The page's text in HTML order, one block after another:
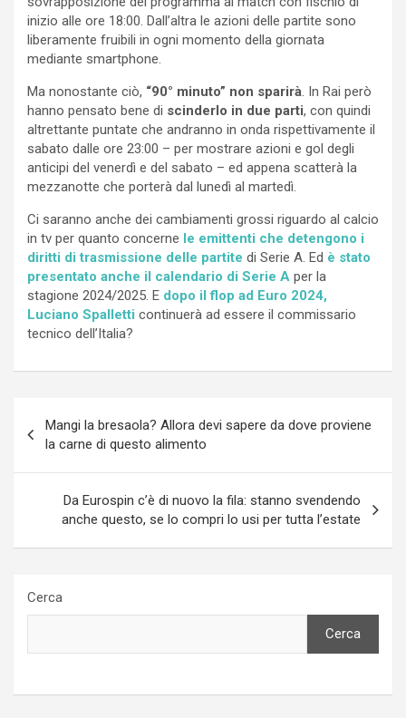
inizio alle ore 18:00. Dall’altra le azioni delle partite sono
liberamente fruibili in ogni momento della giornata
mediante smartphone.
Ma nonostante ciò, “90° minuto” non sparirà. In Rai però
hanno pensato bene di scinderlo in due parti, con quindi
altrettante puntate che andranno in onda rispettivamente il
sabato dalle ore 23:00 – per mostrare azioni e gol degli
anticipi del venerdì e del sabato – ed appena scatterà la
mezzanotte che porterà dal lunedì al martedì.
Ci saranno anche dei cambiamenti grossi riguardo al calcio
in tv per quanto concerne le emittenti che detengono i
diritti di trasmissione delle partite di Serie A. Ed è stato
presentato anche il calendario di Serie A per la
stagione 2024/2025. E dopo il flop ad Euro 2024,
Luciano Spalletti continuerà ad essere il commissario
tecnico dell’Italia?
articoli
Mangi la bresaola? Allora devi sapere da dove proviene
la carne di questo alimento
Da Eurospin c’è di nuovo la fila: stanno svendendo
anche questo, se lo compri lo usi per tutta l’estate
Cerca
Cerca